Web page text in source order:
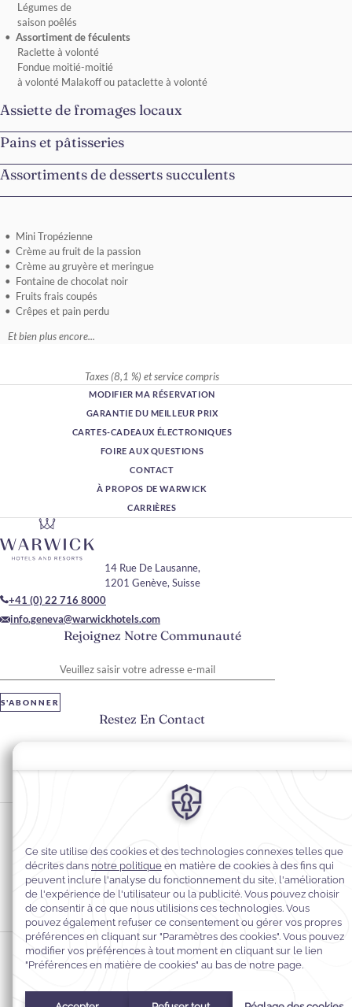
Légumes de
saison poêlés
Assortiment de féculents
Raclette à volonté
Fondue moitié-moitié
à volonté Malakoff ou pataclette à volonté
Assiette de fromages locaux
Pains et pâtisseries
Assortiments de desserts succulents
Mini Tropézienne
Crème au fruit de la passion
Crème au gruyère et meringue
Fontaine de chocolat noir
Fruits frais coupés
Crêpes et pain perdu
Et bien plus encore...
Taxes (8,1 %) et service compris
MODIFIER MA RÉSERVATION
GARANTIE DU MEILLEUR PRIX
CARTES-CADEAUX ÉLECTRONIQUES
FOIRE AUX QUESTIONS
CONTACT
À PROPOS DE WARWICK
CARRIÈRES
Rejoignez Notre Communauté
S'ABONNER
14 Rue De Lausanne,
1201 Genève, Suisse
+41 (0) 22 716 8000
info.geneva@warwickhotels.com
Restez En Contact
Préférences en matière de cookies
Politique en matière de cookies
Accessibilité du Web
Mentions légales
Conditions générales de vente
© 2026 Warwick Hotels & Resorts, Tous droits réservés